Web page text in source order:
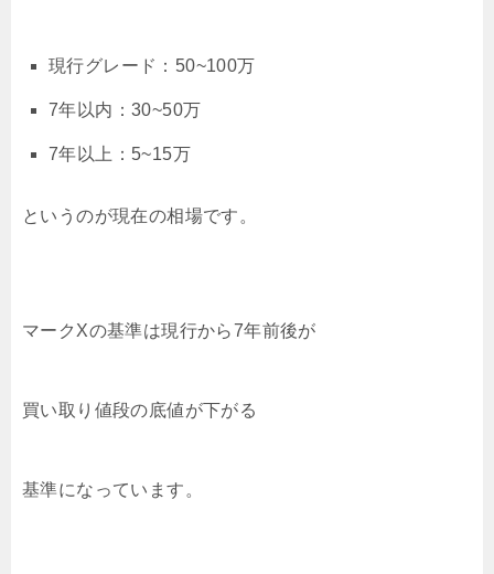
現行グレード：50~100万
7年以内：30~50万
7年以上：5~15万
というのが現在の相場です。
マークXの基準は現行から7年前後が
買い取り値段の底値が下がる
基準になっています。